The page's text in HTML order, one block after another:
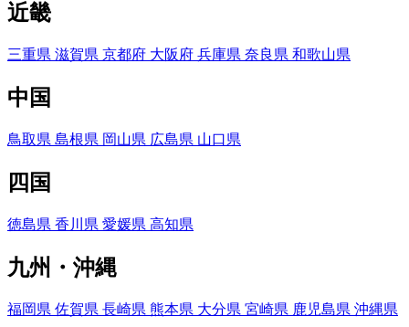
近畿
三重県 滋賀県 京都府 大阪府 兵庫県 奈良県 和歌山県
中国
鳥取県 島根県 岡山県 広島県 山口県
四国
徳島県 香川県 愛媛県 高知県
九州・沖縄
福岡県 佐賀県 長崎県 熊本県 大分県 宮崎県 鹿児島県 沖縄県